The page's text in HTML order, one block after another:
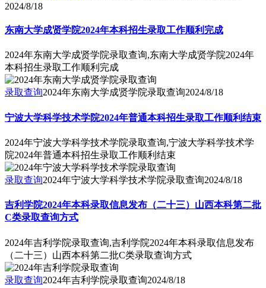
2024/8/18
东南大学成贤学院2024年本科招生录取工作顺利完成
2024年东南大学成贤学院录取查询,东南大学成贤学院2024年
本科招生录取工作顺利完成
录取查询2024年东南大学成贤学院录取查询2024/8/18
宁波大学科学技术学院2024年普通本科招生录取工作顺利结束
2024年宁波大学科学技术学院录取查询,宁波大学科学技术学
院2024年普通本科招生录取工作顺利结束
录取查询2024年宁波大学科学技术学院录取查询2024/8/18
吉利学院2024年本科录取信息发布（二十三）山西本科第二批
C类录取查询方式
2024年吉利学院录取查询,吉利学院2024年本科录取信息发布
（二十三）山西本科第二批C类录取查询方式
录取查询2024年吉利学院录取查询2024/8/18